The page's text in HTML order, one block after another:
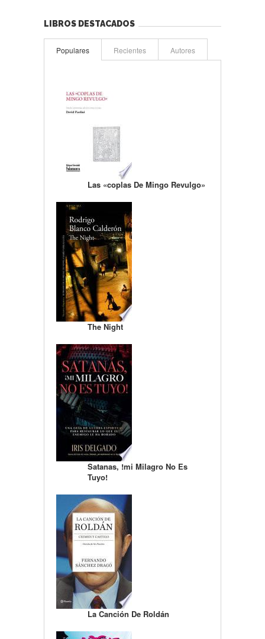
LIBROS DESTACADOS
Populares Recientes Autores
Las «coplas De Mingo Revulgo»
The Night
Satanas, !mi Milagro No Es
Tuyo!
La Canción De Roldán